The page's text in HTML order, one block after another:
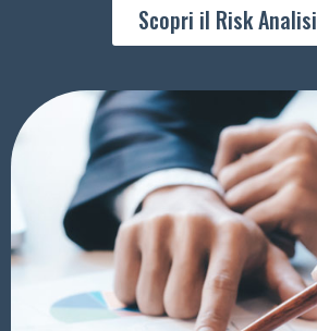
Scopri il Risk Analisi